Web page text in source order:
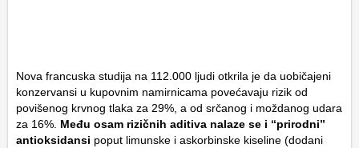
Nova francuska studija na 112.000 ljudi otkrila je da uobičajeni
konzervansi u kupovnim namirnicama povećavaju rizik od
povišenog krvnog tlaka za 29%, a od srčanog i moždanog udara
za 16%. Među osam rizičnih aditiva nalaze se i “prirodni”
antioksidansi poput limunske i askorbinske kiseline (dodani